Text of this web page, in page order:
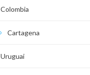
Colombia
Cartagena
Uruguai